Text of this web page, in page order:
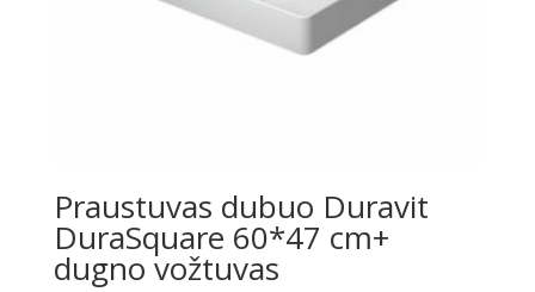
Praustuvas dubuo Duravit
DuraSquare 60*47 cm+
dugno vožtuvas